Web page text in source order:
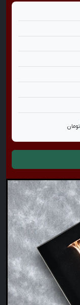
تومان